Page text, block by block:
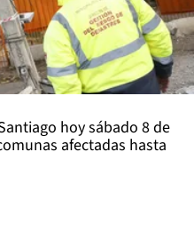
hoy sábado 8 de
afectadas hasta